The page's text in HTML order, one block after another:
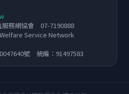
服務網協會 07-7190888
Service Network
號 統編：91497583